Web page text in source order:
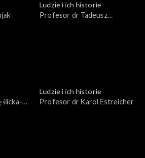
Ludzie i ich historie
Profesor dr Tadeusz
Ludzie i ich historie
Profesor dr Karol Estreicher